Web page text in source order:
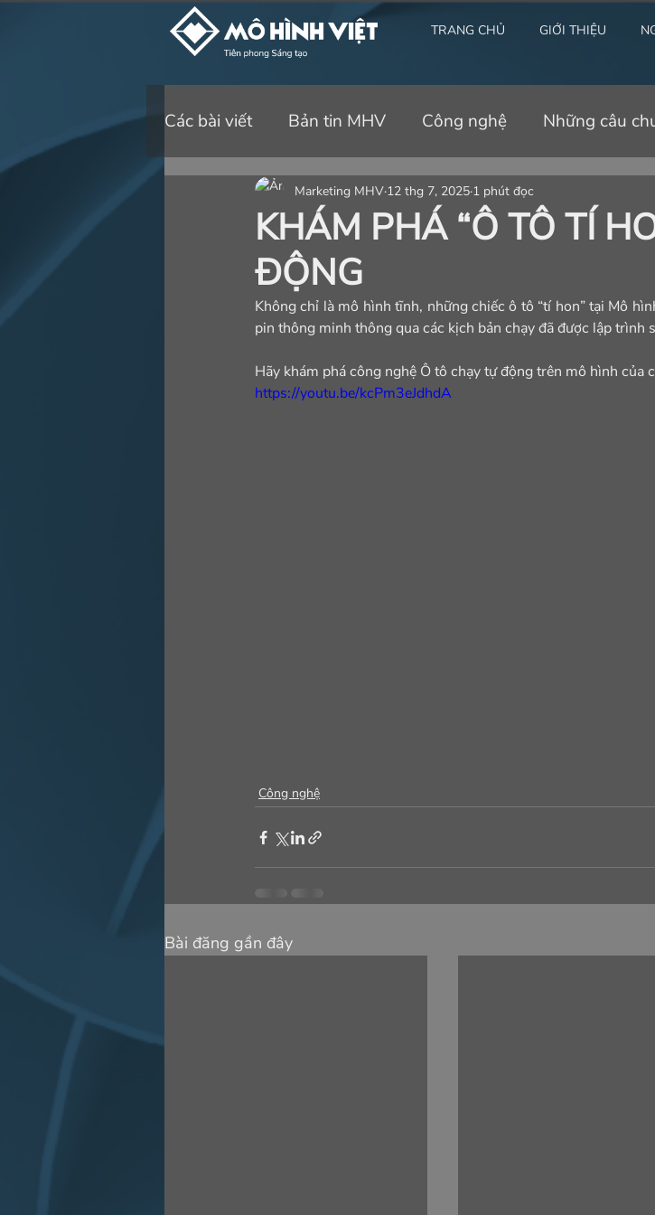
TRANG CHỦ GIỚI THIỆU
Các bài viết Bản tin MHV Công nghệ Những câu
KHÁM PHÁ “Ô TÔ TÍ
ĐỘNG
Marketing MHV 12 thg 7, 2025 1 phút đọc
Không chỉ là mô hình tĩnh, những chiếc ô tô “tí hon” tại Mô
pin thông minh thông qua các kịch bản chạy đã được lập trình
Hãy khám phá công nghệ Ô tô chạy tự động trên mô hình của
https://youtu.be/kcPm3eJdhdA
Công nghệ
Bài đăng gần đây